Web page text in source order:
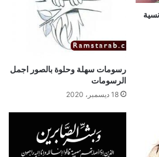
رسومات سهلة وحلوة بالصور اجمل
الرسومات
18 ديسمبر، 2020